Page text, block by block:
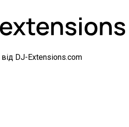
від DJ-Extensions.com